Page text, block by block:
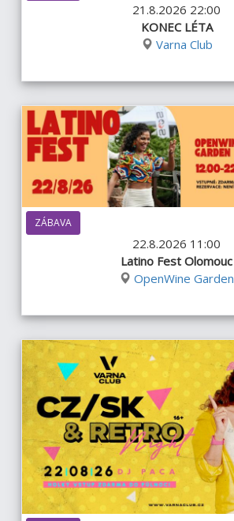
21.8.2026 22:00
KONEC LÉTA
Varna Club
ZÁBAVA
22.8.2026 11:00
Latino Fest Olomouc
OpenWine Garden